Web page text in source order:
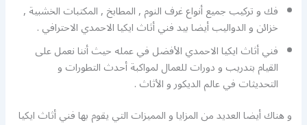
فك و تركيب جميع أنواع غرف النوم , المطابخ , المكتبات الخشبية ,
خزائن و الدواليب أيضا بيد فني أثاث ايكيا الاحمدي الاحترافي .
فني أثاث ايكيا الاحمدي الأفضل في عمله حيث أننا نعمل على
القيام بتدريب و دورات للعمال لمواكبة أحدث التطورات و
التحديثات في عالم الديكور و الأثاث .
و هناك أيضا العديد من المزايا و المميزات التي يقوم بها فني أثاث ايكيا